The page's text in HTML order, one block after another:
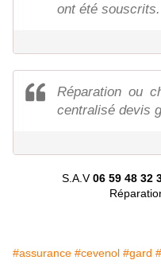
ont été souscrits.
Réparation ou
centralisé devis
S.A.V06 59 48 32
#assurance #cevenol #gard